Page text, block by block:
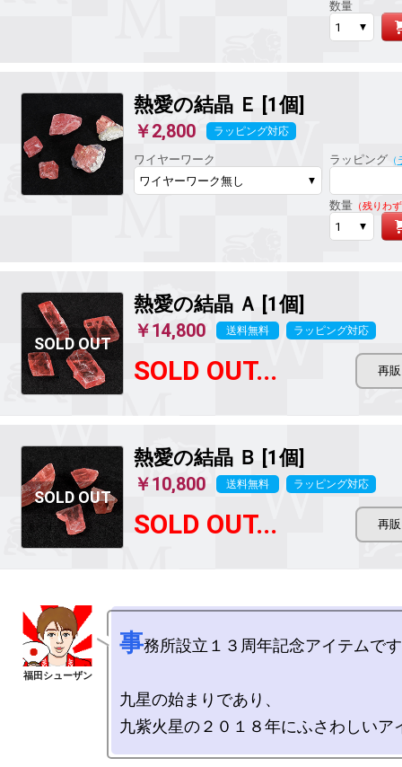
数量
熱愛の結晶 Ｅ [1個]
￥2,800 ラッピング対応
ワイヤーワーク ラッピング（
数量（残りわ
熱愛の結晶 Ａ [1個]
￥14,800 送料無料 ラッピング対応
SOLD OUT...
熱愛の結晶 Ｂ [1個]
￥10,800 送料無料 ラッピング対応
SOLD OUT...
事務所設立１３周年記念アイテムで
九星の始まりであり、